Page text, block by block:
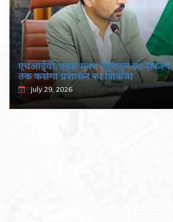
एचआईवी/एड्स मुक्त देहरादून का संकल्प,
तक कसेगा प्रशासन का शिकंजा
July 29, 2026